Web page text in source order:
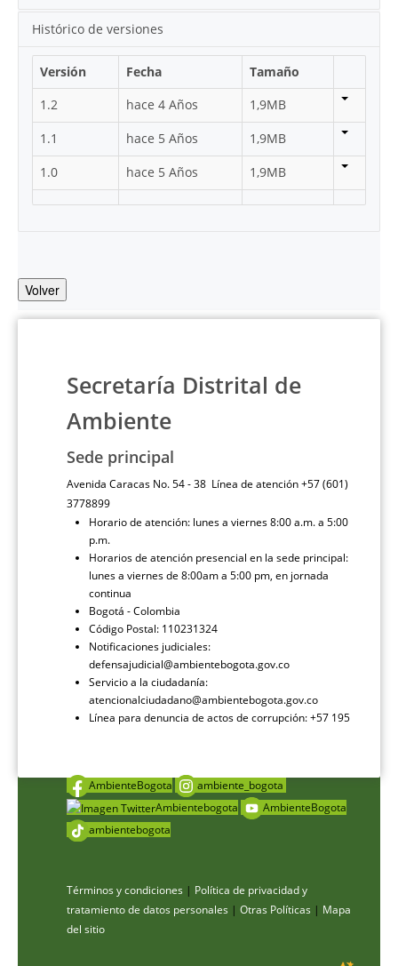
Histórico de versiones
Versión Fecha
Tamaño
1.2
hace 4 Años
1,9MB
1.1
hace 5 Años
1,9MB
1.0
hace 5 Años 1,9MB
Volver
Secretaría Distrital de
Ambiente
Sede principal
Avenida Caracas No. 54 - 38 Línea de atención +57 (601)
3778899
Horario de atención: lunes a viernes 8:00 a.m. a 5:00
p.m.
Horarios de atención presencial en la sede principal:
lunes a viernes de 8:00am a 5:00 pm, en jornada
continua
Bogotá - Colombia
Código Postal: 110231324
Notificaciones judiciales:
defensajudicial@ambientebogota.gov.co
Servicio a la ciudadanía:
atencionalciudadano@ambientebogota.gov.co
Línea para denuncia de actos de corrupción: +57 195
AmbienteBogota
ambiente_bogota
Ambientebogota
AmbienteBogota
ambientebogota
Términos y condiciones | Política de privacidad y
tratamiento de datos personales | Otras Políticas | Mapa
del sitio